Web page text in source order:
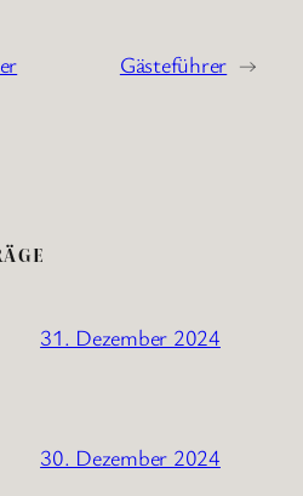
Gästeführer →
31. Dezember 2024
30. Dezember 2024